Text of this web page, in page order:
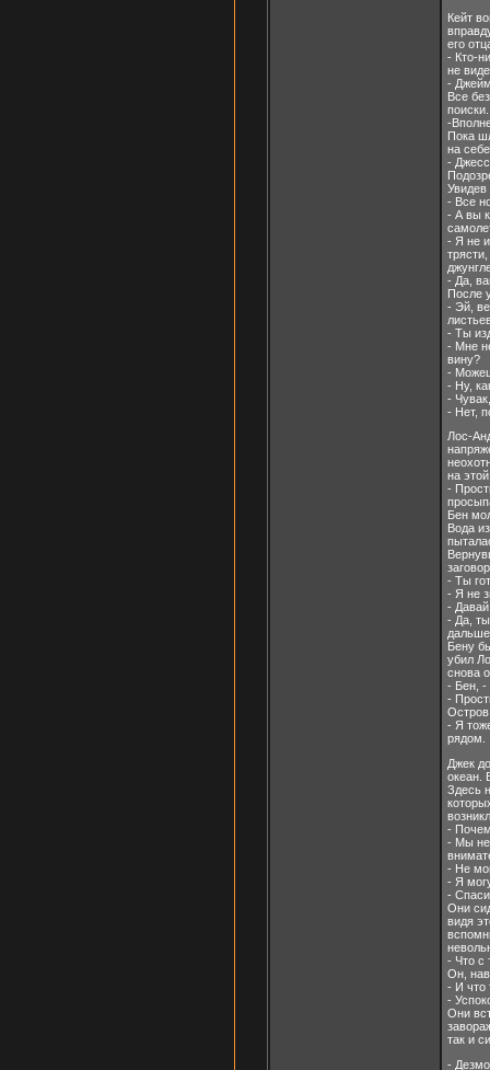
Кейт
его
- Кто-
не
-
Все
-
Пока
на
-
Увидев
- Все
- А вы
- Я не
- Да,
После
- Эй,
- Ты
- Мне
вину?
-
- Ну,
-
- Нет,
Лос-
на
-
Бен
Вода
- Ты
- Я не
-
- Да,
Бену
убил
снова
- Бен, -
-
Остров
- Я
рядом.
Джек
океан.
Здесь
-
- Мы не
- Не
- Я
-
Они
видя
- Что с
Он,
- И что
-
Они
так и
-